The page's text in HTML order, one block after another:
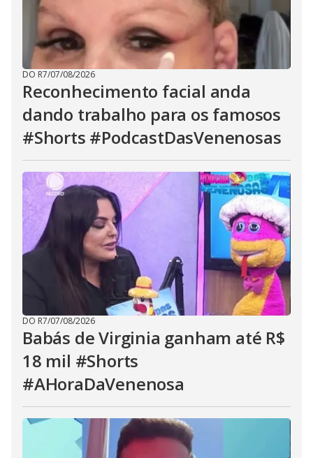
DO R7/07/08/2026
Reconhecimento facial anda
dando trabalho para os famosos
#Shorts #PodcastDasVenenosas
DO R7/07/08/2026
Babás de Virginia ganham até R$
18 mil #Shorts
#AHoraDaVenenosa